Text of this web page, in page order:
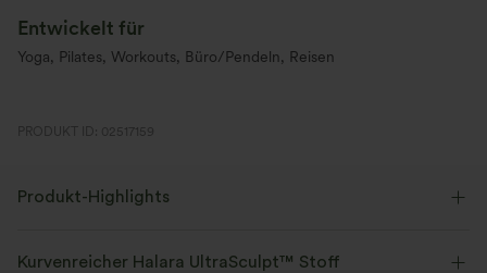
Entwickelt für
Yoga, Pilates, Workouts, Büro/Pendeln, Reisen
PRODUKT ID: 02517159
Produkt-Highlights
Kurvenreicher Halara UltraSculpt™ Stoff